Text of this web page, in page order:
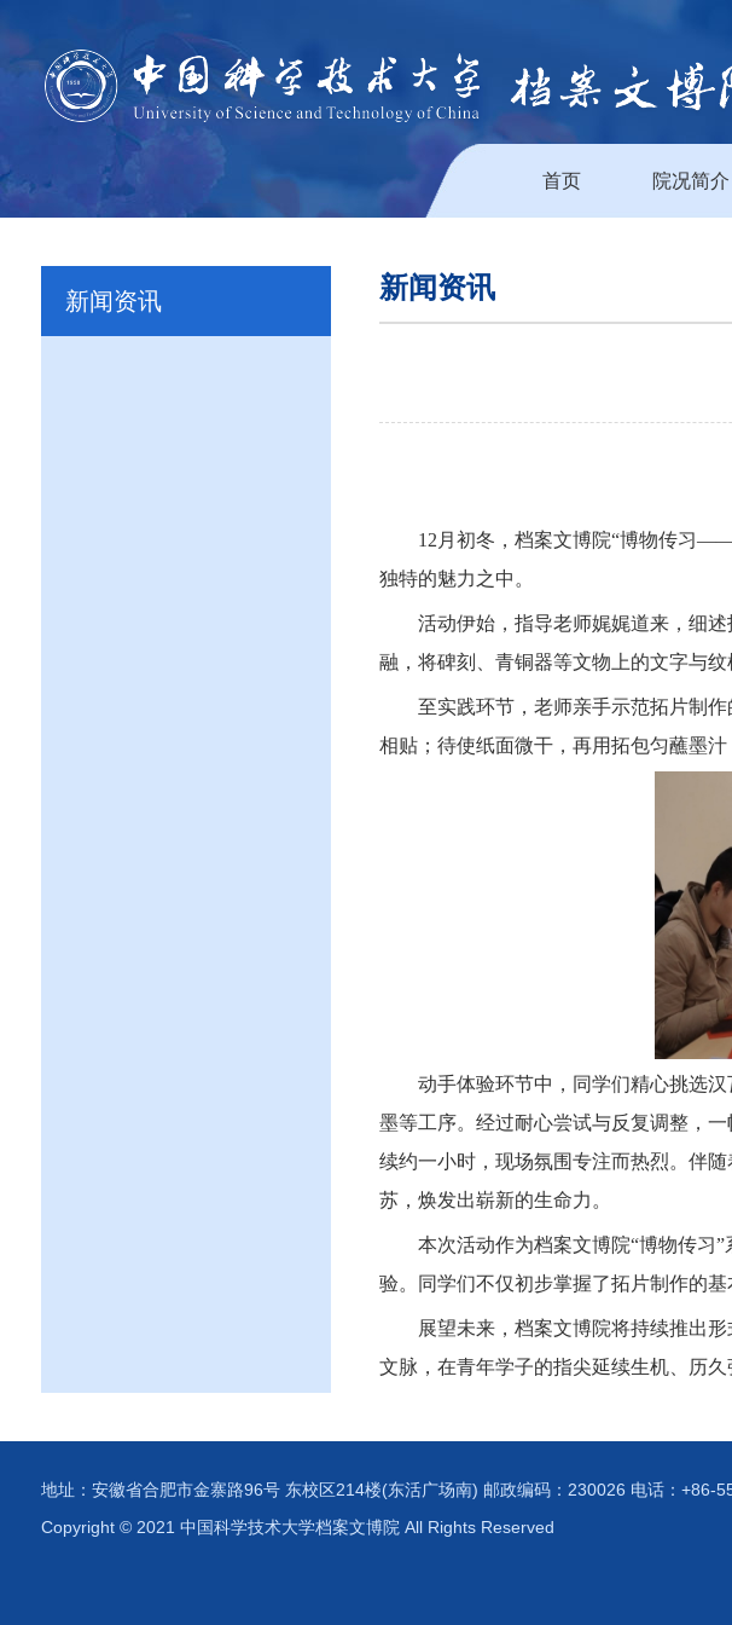
首页 院况简介
新闻资讯 新闻资讯
12 月初冬，档案文博院“博物传习
独特的魅力之中。
活动伊始，指导老师娓娓道来，细
融，将碑刻、青铜器等文物上的文字与
至实践环节，老师亲手示范拓片制
相贴；待使纸面微干，再用拓包匀蘸墨
动手体验环节中，同学们精心挑选
墨等工序。经过耐心尝试与反复调整，
续约一小时，现场氛围专注而热烈。伴
苏，焕发出崭新的生命力。
本次活动作为档案文博院“博物传习
验。同学们不仅初步掌握了拓片制作的
展望未来，档案文博院将持续推出
文脉，在青年学子的指尖延续生机、历久
地址：安徽省合肥市金寨路96号 东校区214楼(东活广场南) 邮政编码：230026 电话：+86-
Copyright © 2021 中国科学技术大学档案文博院 All Rights Reserved